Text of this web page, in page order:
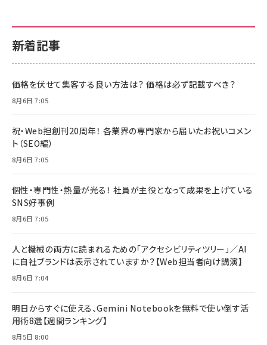
新着記事
価格を伏せて集客する良い方法は？ 価格は必ず記載すべき？
8月6日 7:05
祝・Web担創刊20周年！ 各業界の専門家から届いたお祝いコメン
ト（SEO編）
8月6日 7:05
個性・専門性・熱量が光る！ 社員が主役となって成果を上げている
SNS好事例
8月6日 7:05
人と機械の両方に読まれるための「アクセシビリティツリー」／AI
に自社ブランドは表示されていますか？【Web担当者向け講演】
8月6日 7:04
明日からすぐに使える、Gemini Notebookを無料で使い倒す活
用術8選【週間ランキング】
8月5日 8:00